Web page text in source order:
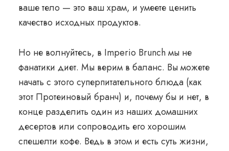
ваше тело — это ваш храм, и умеете ценить
качество исходных продуктов.
Но не волнуйтесь, в Imperio Brunch мы не
фанатики диет. Мы верим в баланс. Вы можете
начать с этого суперпитательного блюда (как
этот Протеиновый бранч) и, почему бы и нет, в
конце разделить один из наших домашних
десертов или сопроводить его хорошим
спешелти кофе. Ведь в этом и есть суть жизни,